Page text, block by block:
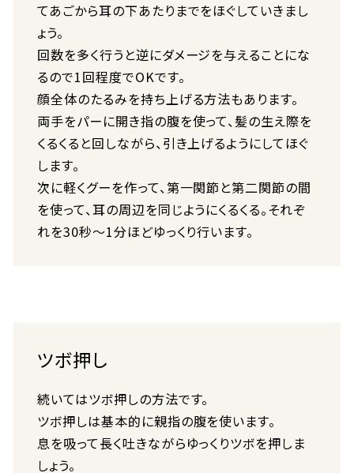
てあごから耳の下あたりまでをほぐしていきまし
ょう。
回数を多く行うと逆にダメージを与えることにな
るので1回程度でOKです。
顔全体のたるみを持ち上げる方法もあります。
両手をパーに開き指の腹を使って、髪の生え際を
くるくると回しながら、引き上げるようにしてほぐ
します。
次に軽くグーを作って、第一関節と第二関節の間
を使って、耳の周辺を同じようにくるくる。それぞ
れを30秒～1分ほどゆっくり行います。
ツボ押し
続いてはツボ押しの方法です。
ツボ押しは基本的に親指の腹を使います。
息を吸って長く吐きながらゆっくりツボを押しま
しょう。